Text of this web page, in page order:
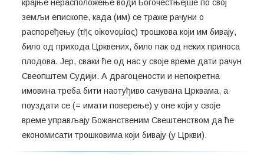
крајње нерасположење води Богочестњејше по свој
земљи епископе, када (им) се траже рачуни о
распоређењу (τῆς οἰκονομίας) трошкова који им бивају,
било од прихода Црквених, било пак од неких приноса
плодова. Јер, сваки ће од нас у своје време дати рачун
Свеопштем Судији. А драгоцености и непокретна
имовина треба бити наотуђиво сачувана Црквама, а
поуздати се (= имати поверење) у оне који у своје
време управљају Божанственим Свештенством да ће
економисати трошковима који бивају (у Цркви).